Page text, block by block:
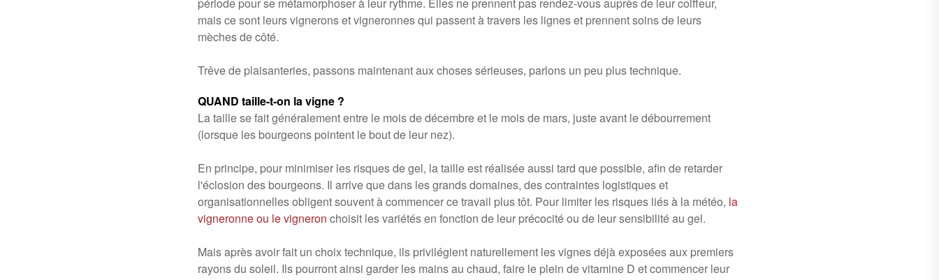
mais ce sont leurs vignerons et vigneronnes qui passent à travers les lignes et prennent soins de leurs
mèches de côté.
Trêve de plaisanteries, passons maintenant aux choses sérieuses, parlons un peu plus technique.
QUAND taille-t-on la vigne ?
La taille se fait généralement entre le mois de décembre et le mois de mars, juste avant le débourrement
(lorsque les bourgeons pointent le bout de leur nez).
En principe, pour minimiser les risques de gel, la taille est réalisée aussi tard que possible, afin de retarder
l'éclosion des bourgeons. Il arrive que dans les grands domaines, des contraintes logistiques et
organisationnelles obligent souvent à commencer ce travail plus tôt. Pour limiter les risques liés à la météo, la
vigneronne ou le vigneron choisit les variétés en fonction de leur précocité ou de leur sensibilité au gel.
Mais après avoir fait un choix technique, ils privilégient naturellement les vignes déjà exposées aux premiers
rayons du soleil. Ils pourront ainsi garder les mains au chaud, faire le plein de vitamine D et commencer leur